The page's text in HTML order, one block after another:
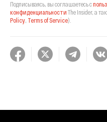
Подписываясь, вы соглашаетесь с
конфиденциальности The Insider, а
Policy, Terms of Service).